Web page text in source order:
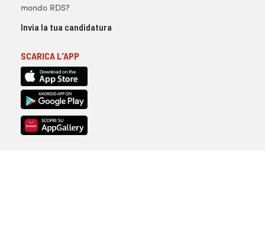
mondo RDS?
Invia la tua candidatura
SCARICA L'APP